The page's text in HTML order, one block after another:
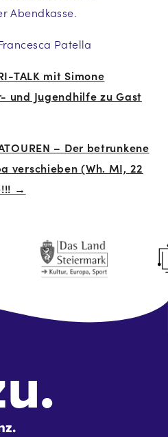
Abendkasse.
Patella
TALK mit Simone
und Jugendhilfe zu Gast
– Der betrunkene
verschieben (Wh. MI, 22
→